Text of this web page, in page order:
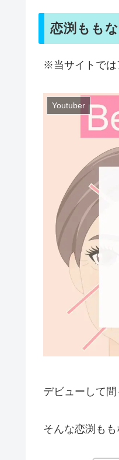
恋渕もも
※当サイトでは
Youtuber
デビューして
そんな恋渕も